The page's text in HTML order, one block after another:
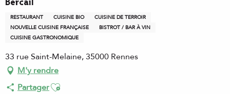
Bercail
RESTAURANT CUISINE BIO
CUISINE DE TERROIR
NOUVELLE CUISINE FRANÇAISE
BISTROT / BAR À VIN
CUISINE GASTRONOMIQUE
33 rue Saint-Melaine, 35000 Rennes
M'y rendre
PartagerAjouter aux favoris